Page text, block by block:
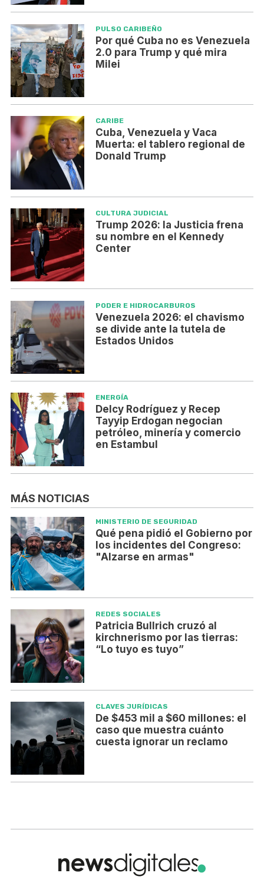
PULSO CARIBEÑO
Por qué Cuba no es Venezuela
2.0 para Trump y qué mira
Milei
CARIBE
Cuba, Venezuela y Vaca
Muerta: el tablero regional de
Donald Trump
CULTURA JUDICIAL
Trump 2026: la Justicia frena
su nombre en el Kennedy
Center
PODER E HIDROCARBUROS
Venezuela 2026: el chavismo
se divide ante la tutela de
Estados Unidos
ENERGÍA
Delcy Rodríguez y Recep
Tayyip Erdogan negocian
petróleo, minería y comercio
en Estambul
MÁS NOTICIAS
MINISTERIO DE SEGURIDAD
Qué pena pidió el Gobierno por
los incidentes del Congreso:
"Alzarse en armas"
REDES SOCIALES
Patricia Bullrich cruzó al
kirchnerismo por las tierras:
“Lo tuyo es tuyo”
CLAVES JURÍDICAS
De $453 mil a $60 millones: el
caso que muestra cuánto
cuesta ignorar un reclamo